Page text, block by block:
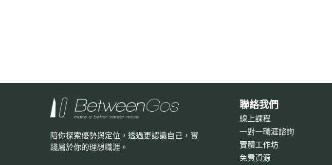
陪你探索優勢與定位，透過更認識自己，實
踐屬於你的理想職涯。
聯絡我們
線上課程
一對一職涯諮詢
實體工作坊
免費資源